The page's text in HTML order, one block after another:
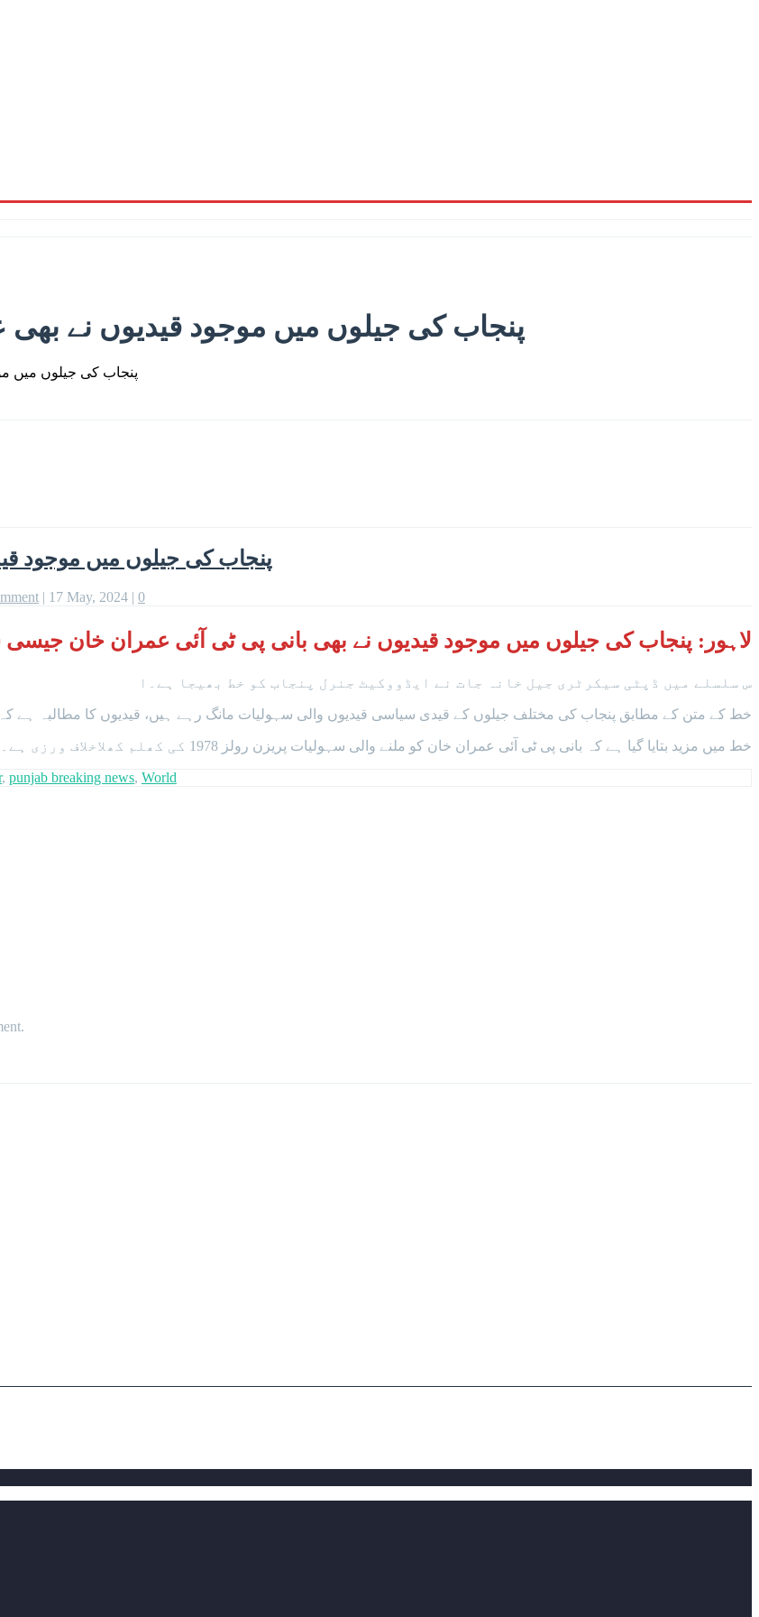
پنجاب کی جیلوں میں موجود قیدیوں نے
پنجاب کی جیلوں میں
پنجاب کی جیلوں میں موجود
| 17 May, 2024 | 0
لاہور: پنجاب کی جیلوں میں موجود قیدیوں نے بھی بانی پی ٹی آئی عمران خان جیسی
س سلسلے میں ڈپٹی سیکرٹری جیل خانہ جات نے ایڈووکیٹ جنرل پنجاب کو خط بھیجا ہے۔ا
خط کے متن کے مطابق پنجاب کی مختلف جیلوں کے قیدی سیاسی قیدیوں والی سہولیات مانگ رہے ہیں، قیدیوں کا مطالبہ ہے
خط میں مزید بتایا گیا ہے کہ بانی پی ٹی آئی عمران خان کو ملنے والی سہولیات پریزن رولز 1978 کی کھلم کھلاخلاف ورزی ہے۔
, punjab breaking news, World